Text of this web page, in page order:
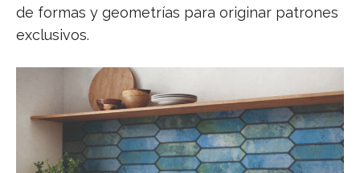
de formas y geometrías para originar patrones
exclusivos.